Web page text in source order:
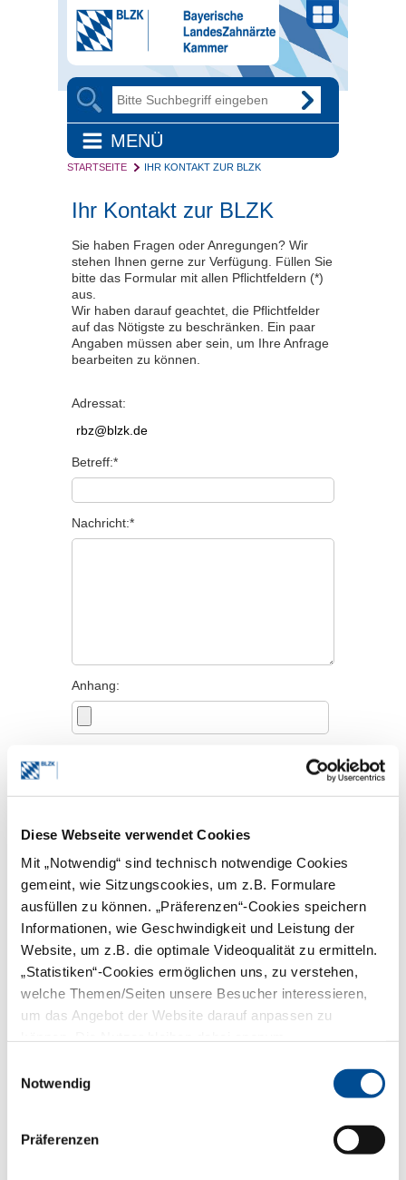
Diese Webseite verwendet Cookies
Mit „Notwendig“ sind technisch notwendige Cookies
gemeint, wie Sitzungscookies, um z.B. Formulare
ausfüllen zu können. „Präferenzen“-Cookies speichern
Informationen, wie Geschwindigkeit und Leistung der
Website, um z.B. die optimale Videoqualität zu ermitteln.
„Statistiken“-Cookies ermöglichen uns, zu verstehen,
welche Themen/Seiten unsere Besucher interessieren,
um das Angebot der Website darauf anpassen zu
Notwendig
Präferenzen
MENÜ
STARTSEITE IHR KONTAKT ZUR BLZK
Ihr Kontakt zur BLZK
Sie haben Fragen oder Anregungen? Wir
stehen Ihnen gerne zur Verfügung. Füllen Sie
bitte das Formular mit allen Pflichtfeldern (*)
aus.
Wir haben darauf geachtet, die Pflichtfelder
auf das Nötigste zu beschränken. Ein paar
Angaben müssen aber sein, um Ihre Anfrage
bearbeiten zu können.
Adressat:
Betreff:*
Nachricht:*
Anhang:
Vorname:
Nachname:*
E-Mail:*